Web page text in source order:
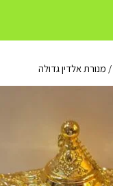
/ מנורת אלדין גדולה